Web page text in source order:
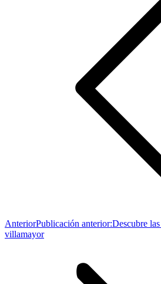
AnteriorPublicación anterior:Descubre
villamayor